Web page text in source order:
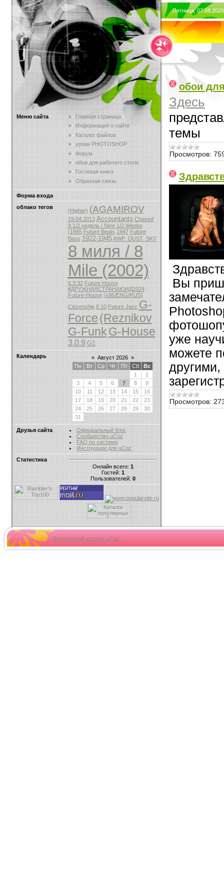
Меню сайта
Главная страница
Информация о сайте
Каталог файлов
уроки PHOTOSHOP
Форум
обои для рабочего стола
Гостевая книга
Обратная связь
Форма входа
облако тегов
(Higher) (AGAMIROV
19.04.2013 Accountants Chased
9 1/2 недель / Nine 1/2 Weeks
(1985 Future Beats 1947 Future
Bass 1922-1945 AWP_DUST_SKY
8 миля / 8
Mile (2002)
6.3.32 Future House
#ДРУЖНАЯСТРАНАЮИД2024
Future-House (х86/ENG/RUS)
Citizenship 8.10 Future Jazz G-
Force(Reznikov
G-FunkG-House
3.0.9 G1
Календарь « Август 2026 »
Пн
Вт Ср Чт Пт Сб
Вс
1
2
3
4 5 6 7 8
9
10
11 12 13 14 15
16
17
18 19 20 21 22
23
24
25 26 27 28 29
30
31
Друзья сайта
Официальный блог
Сообщество uCoz
FAQ по системе
Инструкции для uCoz
Статистика
Онлайн всего: 1
Гостей: 1
Пользователей: 0
Пятница,
обои
Здесь
темы
Просмотров:
Вы
уже
можете
другими,
Просмотров:
Бесплатный хостинг uCoz